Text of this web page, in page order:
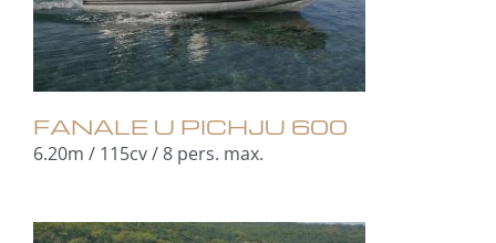
FANALE U PICHJU 600
6.20m / 115cv / 8 pers. max.